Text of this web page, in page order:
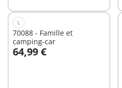
L
70088 - Famille et
camping-car
64,99 €